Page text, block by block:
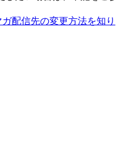
配信先の変更方法を知り